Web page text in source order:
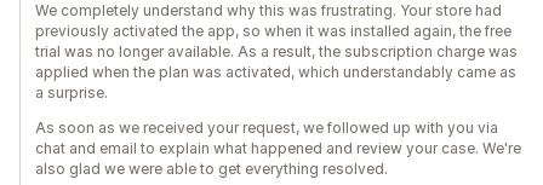
We completely understand why this was frustrating. Your store had
previously activated the app, so when it was installed again, the free
trial was no longer available. As a result, the subscription charge was
applied when the plan was activated, which understandably came as
a surprise.
As soon as we received your request, we followed up with you via
chat and email to explain what happened and review your case. We're
also glad we were able to get everything resolved.